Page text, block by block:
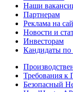
Наши
Партнерам
Реклама на
Новости и
Инвесторам
Кандидаты по
Требования к
Безопасный